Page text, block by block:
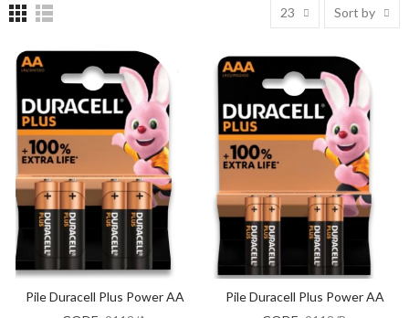
23 Sort by
Pile Duracell Plus Power AA
Pile Duracell Plus Power AA